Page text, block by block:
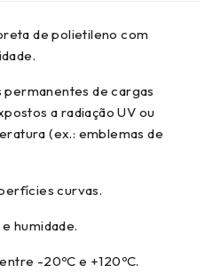
de polietileno com
permanentes de cargas
a radiação UV ou
(ex.: emblemas de
curvas.
humidade.
-20ºC e +120ºC.